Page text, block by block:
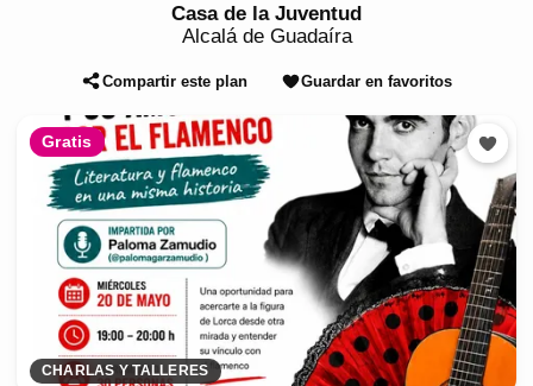
Casa de la Juventud
Alcalá de Guadaíra
Compartir este plan Guardar en favoritos
Gratis
CHARLAS Y TALLERES